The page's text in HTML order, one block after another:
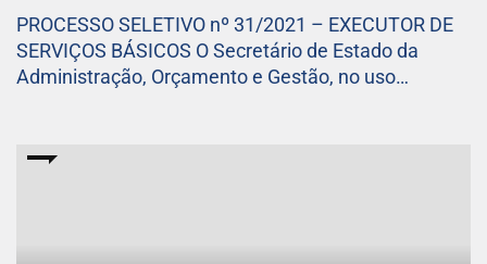
PROCESSO SELETIVO nº 31/2021 – EXECUTOR DE
SERVIÇOS BÁSICOS O Secretário de Estado da
Administração, Orçamento e Gestão, no uso…